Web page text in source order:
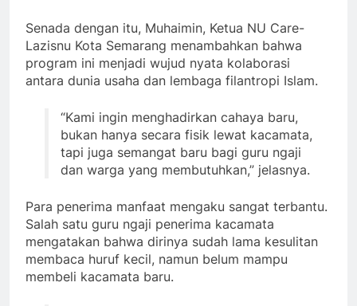
Senada dengan itu, Muhaimin, Ketua NU Care-
Lazisnu Kota Semarang menambahkan bahwa
program ini menjadi wujud nyata kolaborasi
antara dunia usaha dan lembaga filantropi Islam.
“Kami ingin menghadirkan cahaya baru,
bukan hanya secara fisik lewat kacamata,
tapi juga semangat baru bagi guru ngaji
dan warga yang membutuhkan,” jelasnya.
Para penerima manfaat mengaku sangat terbantu.
Salah satu guru ngaji penerima kacamata
mengatakan bahwa dirinya sudah lama kesulitan
membaca huruf kecil, namun belum mampu
membeli kacamata baru.